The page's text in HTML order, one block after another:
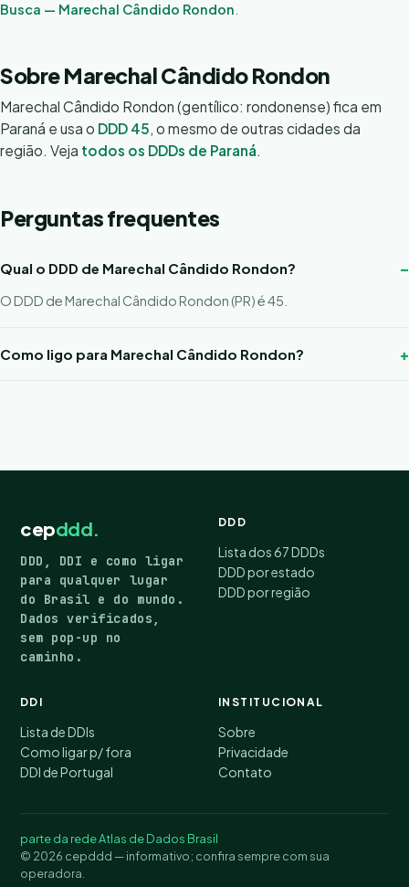
Busca — Marechal Cândido Rondon
Sobre Marechal Cândido Rondon
Marechal Cândido Rondon (gentílico: rondonense) fica em
Paraná e usa o DDD 45, o mesmo de outras cidades da
região. Veja todos os DDDs de Paraná.
Perguntas frequentes
Qual o DDD de Marechal Cândido Rondon?
O DDD de Marechal Cândido Rondon (PR) é 45.
Como ligo para Marechal Cândido Rondon?
cepddd.
DDD, DDI e como ligar
para qualquer lugar
do Brasil e do mundo.
Dados verificados,
sem pop-up no
caminho.
DDD
Lista dos 67 DDDs
DDD por estado
DDD por região
DDI
Lista de DDIs
Como ligar p/ fora
DDI de Portugal
INSTITUCIONAL
Sobre
Privacidade
Contato
parte da rede Atlas de Dados Brasil
© 2026 cepddd — informativo; confira sempre com sua
operadora.